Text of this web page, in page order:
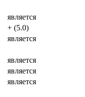
является
+ (5.0)
является
является
является
является